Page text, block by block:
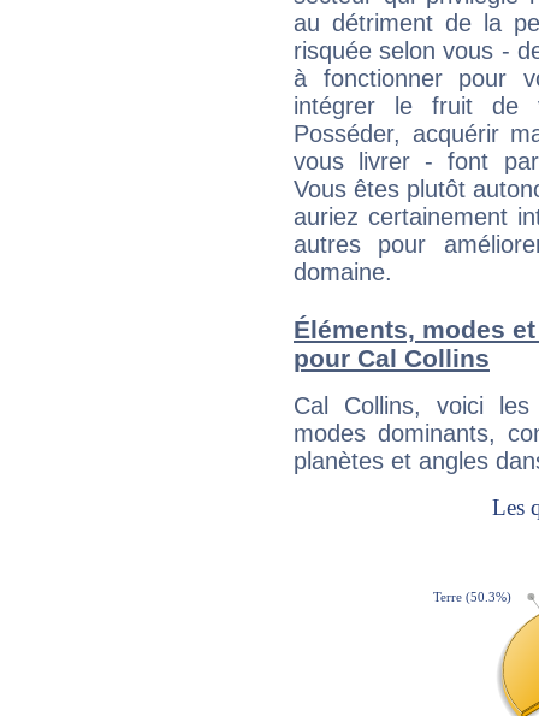
au détriment de la
risquée selon vous -
à fonctionner pour
intégrer le fruit de
Posséder, acquérir
vous livrer - font
Vous êtes plutôt
auriez certainement
autres pour
domaine.
Éléments, modes
pour Cal Collins
Cal Collins, voici
modes dominants,
planètes et angles